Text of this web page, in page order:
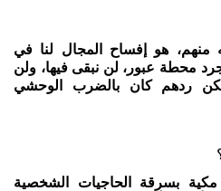
هو إفساح المجال لنا في
مجرد محطة عبور، لن نبقى فيها، ولن
ردهم كان بالضرب الوحشي
بسرقة الحاجيات الشخصية